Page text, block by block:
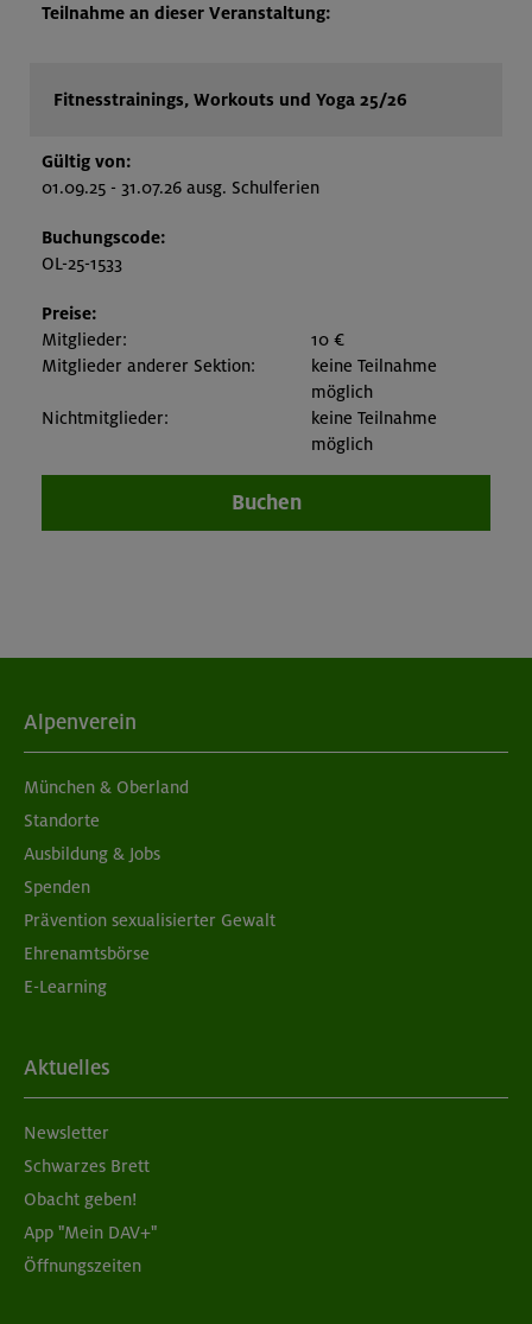
Teilnahme an dieser Veranstaltung:
Fitnesstrainings, Workouts und Yoga 25/26
Gültig von:
01.09.25 - 31.07.26 ausg. Schulferien
Buchungscode:
OL-25-1533
Preise:
Mitglieder:
10 €
Mitglieder anderer Sektion:
keine Teilnahme
möglich
Nichtmitglieder:
keine Teilnahme
möglich
Buchen
Alpenverein
München & Oberland
Standorte
Ausbildung & Jobs
Spenden
Prävention sexualisierter Gewalt
Ehrenamtsbörse
E-Learning
Aktuelles
Newsletter
Schwarzes Brett
Obacht geben!
App "Mein DAV+"
Öffnungszeiten